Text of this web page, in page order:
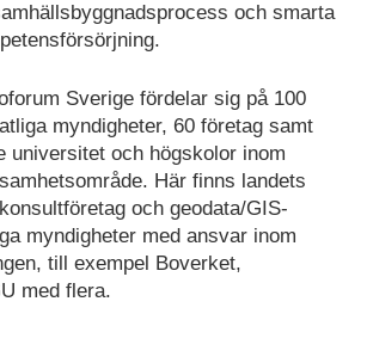
och smarta
Sverige fördelar sig på 100
myndigheter, 60 företag samt
universitet och högskolor inom
Här finns landets
och geodata/GIS-
myndigheter med ansvar inom
till exempel Boverket,
med flera.